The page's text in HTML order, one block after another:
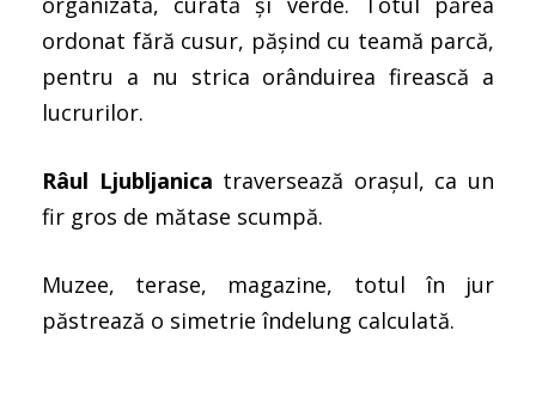
ordonat fără cusur, pășind cu teamă parcă,
pentru a nu strica orânduirea firească a
lucrurilor.
Râul Ljubljanica traversează orașul, ca un
fir gros de mătase scumpă.
Muzee, terase, magazine, totul în jur
păstrează o simetrie îndelung calculată.